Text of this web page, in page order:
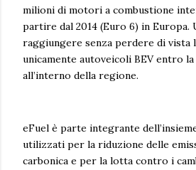
milioni di motori a combustione
partire dal 2014 (Euro 6) in Europa.
raggiungere senza perdere di vista
unicamente autoveicoli BEV entro
all’interno della regione.
eFuel è parte integrante
utilizzati per la riduzione delle
carbonica e per la lotta contro i